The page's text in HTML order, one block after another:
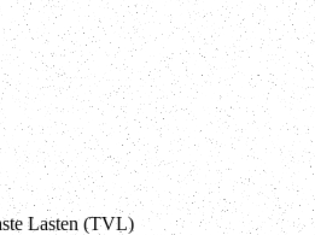
Lasten (TVL)